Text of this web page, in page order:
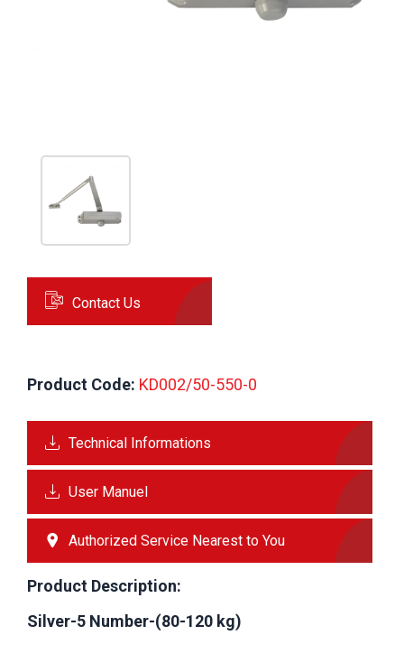
Contact Us
Product Code: KD002/50-550-0
Technical Informations
User Manuel
Authorized Service Nearest to You
Product Description:
Silver-5 Number-(80-120 kg)